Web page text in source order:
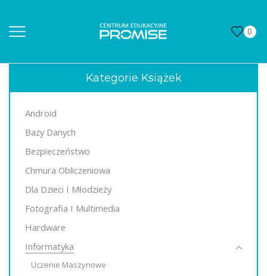
0
Kategorie Książek
Android
Bazy Danych
Bezpieczeństwo
Chmura Obliczeniowa
Dla Dzieci I Młodzieży
Fotografia I Multimedia
Hardware
Informatyka
Uczenie Maszynowe